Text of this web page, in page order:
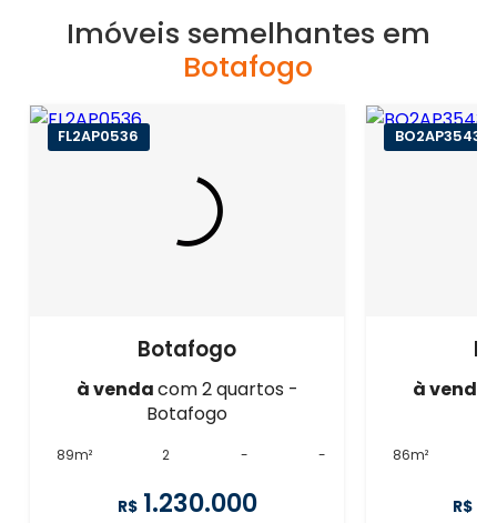
Imóveis semelhantes em
Botafogo
FL2AP0536
Botafogo
à vendacom 2 quartos -
Botafogo
89m² 2 - -
R$ 1.230.000
BO2AP35430
à venda
86m²
R$